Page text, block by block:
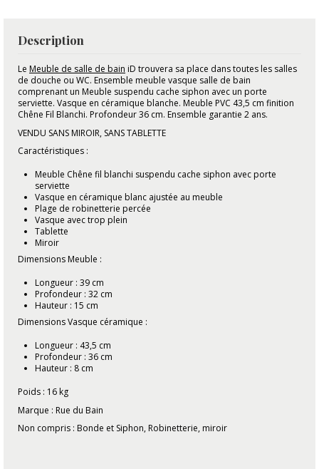
Description
Le Meuble de salle de bain iD trouvera sa place dans toutes les salles
de douche ou WC. Ensemble meuble vasque salle de bain
comprenant un Meuble suspendu cache siphon avec un porte
serviette. Vasque en céramique blanche. Meuble PVC 43,5 cm finition
Chêne Fil Blanchi. Profondeur 36 cm. Ensemble garantie 2 ans.
VENDU SANS MIROIR, SANS TABLETTE
Caractéristiques :
Meuble Chêne fil blanchi suspendu cache siphon avec porte
serviette
Vasque en céramique blanc ajustée au meuble
Plage de robinetterie percée
Vasque avec trop plein
Tablette
Miroir
Dimensions Meuble :
Longueur : 39 cm
Profondeur : 32 cm
Hauteur : 15 cm
Dimensions Vasque céramique :
Longueur : 43,5 cm
Profondeur : 36 cm
Hauteur : 8 cm
Poids : 16 kg
Marque : Rue du Bain
Non compris : Bonde et Siphon, Robinetterie, miroir